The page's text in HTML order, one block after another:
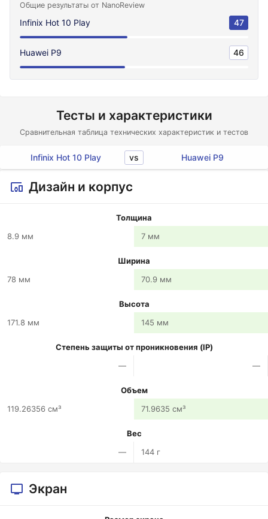
Общие результаты от NanoReview
Infinix Hot 10 Play 47
Huawei P9 46
Тесты и характеристики
Сравнительная таблица технических характеристик и тестов
Infinix Hot 10 Play vs Huawei P9
Дизайн и корпус
Толщина
8.9 мм
7 мм
Ширина
78 мм
70.9 мм
Высота
171.8 мм
145 мм
Степень защиты от проникновения (IP)
—
—
Объем
119.26356 см³
71.9635 см³
Вес
—
144 г
Экран